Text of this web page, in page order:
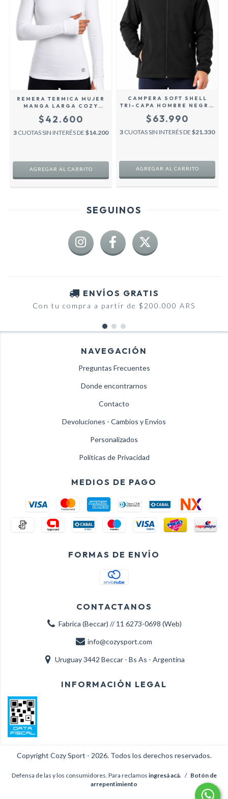
REMERA TERMICA MUJER
MANGA LARGA COZY
-
$42.600
3 CUOTAS SIN INTERÉS DE $14.200
AGREGAR AL CARRITO
CAMPERA SOFT SHELL
TRI-CAPA HOMBRE NEGRO
SPORT
$63.990
3 CUOTAS SIN INTERÉS DE $21.330
AGREGAR AL CARRITO
SEGUINOS
ENVÍOS GRATIS
Con tu compra a partir de $200.000 ARS
NAVEGACIÓN
Preguntas Frecuentes
Donde encontrarnos
Contacto
Devoluciones - Cambios y Envios
Personalizados
Políticas de Privacidad
MEDIOS DE PAGO
FORMAS DE ENVÍO
CONTACTANOS
Fabrica (Beccar) // 11 6273-0698 (Web)
info@cozysport.com
Uruguay 3442 Beccar - Bs As - Argentina
INFORMACIÓN LEGAL
Copyright Cozy Sport - 2026. Todos los derechos reservados.
Defensa de las y los consumidores. Para reclamos ingresá acá. / Botón de
arrepentimiento